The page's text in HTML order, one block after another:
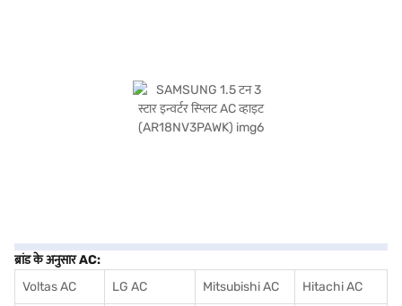
ब्रांड के अनुसार AC:
Voltas AC
LG AC Mitsubishi AC Hitachi AC